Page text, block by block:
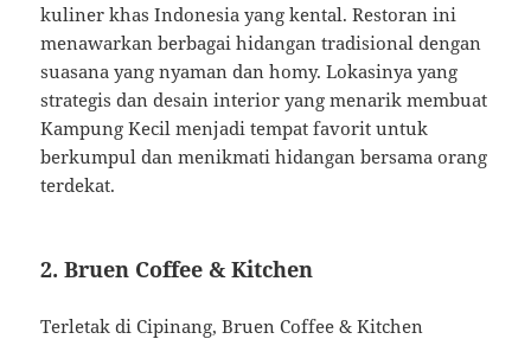
kuliner khas Indonesia yang kental. Restoran ini
menawarkan berbagai hidangan tradisional dengan
suasana yang nyaman dan homy. Lokasinya yang
strategis dan desain interior yang menarik membuat
Kampung Kecil menjadi tempat favorit untuk
berkumpul dan menikmati hidangan bersama orang
terdekat.
2.Bruen Coffee & Kitchen
Terletak di Cipinang, Bruen Coffee & Kitchen